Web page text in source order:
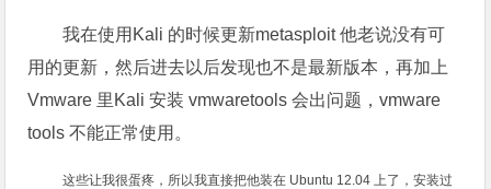
我在使用Kali 的时候更新metasploit 他老说没有可
用的更新，然后进去以后发现也不是最新版本，再加上
Vmware 里Kali 安装 vmwaretools 会出问题，vmware
tools 不能正常使用。
这些让我很蛋疼，所以我直接把他装在 Ubuntu 12.04上了，安装过